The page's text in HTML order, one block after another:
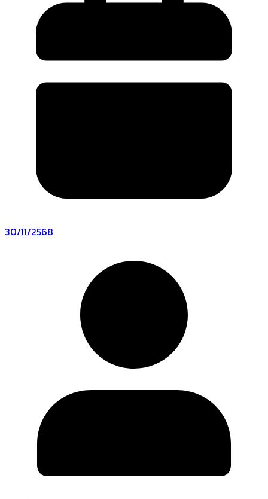
30/11/2568